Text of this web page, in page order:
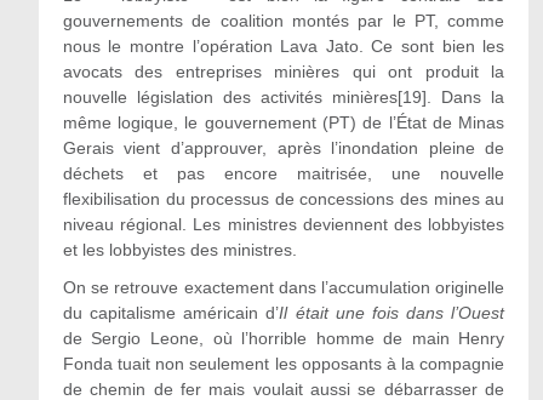
gouvernements de coalition montés par le PT, comme
nous le montre l’opération Lava Jato. Ce sont bien les
avocats des entreprises minières qui ont produit la
nouvelle législation des activités minières[19] . Dans la
même logique, le gouvernement (PT) de l’État de Minas
Gerais vient d’approuver, après l’inondation pleine de
déchets et pas encore maitrisée, une nouvelle
flexibilisation du processus de concessions des mines au
niveau régional. Les ministres deviennent des lobbyistes
et les lobbyistes des ministres.
On se retrouve exactement dans l’accumulation originelle
du capitalisme américain d’Il était une fois dans l’Ouest
de Sergio Leone, où l’horrible homme de main Henry
Fonda tuait non seulement les opposants à la compagnie
de chemin de fer mais voulait aussi se débarrasser de